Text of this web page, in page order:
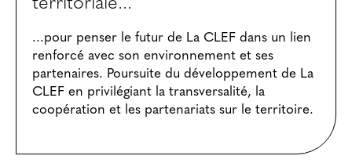
...pour penser le futur de La CLEF dans un lien
renforcé avec son environnement et ses
partenaires. Poursuite du développement de La
CLEF en privilégiant la transversalité, la
coopération et les partenariats sur le territoire.